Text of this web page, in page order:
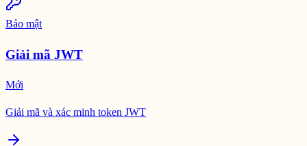
Bảo mật
Giải mã JWT
Mới
Giải mã và xác minh token JWT